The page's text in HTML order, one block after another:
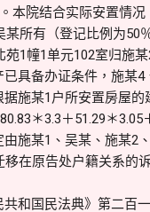
本院结合实际安置情
某所有（登记比例为50
1幢1单元102室归施
具备办证条件，施某
施某1户所安置房屋
＊3.3＋51.29＊
施某1、吴某、施某2
在原告处户籍关系的
和国民法典》第二百